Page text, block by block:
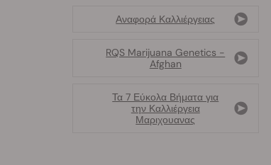
Αναφορά Καλλιέργειας
RQS Marijuana Genetics -
Afghan
Τα 7 Εύκολα Βήματα για
την Καλλιέργεια
Μαριχουανας